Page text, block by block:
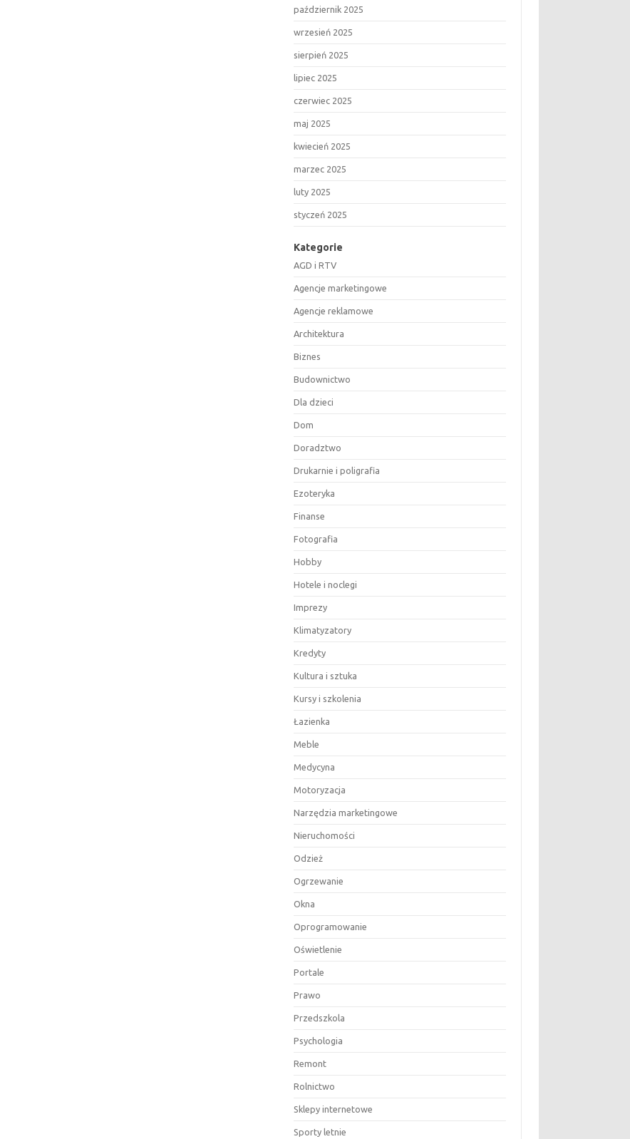
październik 2025
wrzesień 2025
sierpień 2025
lipiec 2025
czerwiec 2025
maj 2025
kwiecień 2025
marzec 2025
luty 2025
styczeń 2025
Kategorie
AGD i RTV
Agencje marketingowe
Agencje reklamowe
Architektura
Biznes
Budownictwo
Dla dzieci
Dom
Doradztwo
Drukarnie i poligrafia
Ezoteryka
Finanse
Fotografia
Hobby
Hotele i noclegi
Imprezy
Klimatyzatory
Kredyty
Kultura i sztuka
Kursy i szkolenia
Łazienka
Meble
Medycyna
Motoryzacja
Narzędzia marketingowe
Nieruchomości
Odzież
Ogrzewanie
Okna
Oprogramowanie
Oświetlenie
Portale
Prawo
Przedszkola
Psychologia
Remont
Rolnictwo
Sklepy internetowe
Sporty letnie